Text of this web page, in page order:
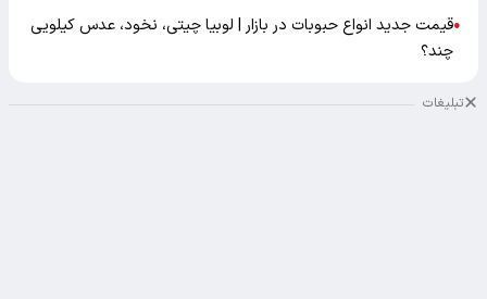
●قیمت جدید انواع حبوبات در بازار | لوبیا چیتی، نخود، عدس کیلویی
چند؟
تبلیغات